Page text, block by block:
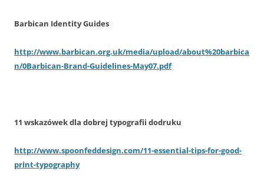
Barbican Identity Guides
http://www.barbican.org.uk/media/upload/about%20barbica
n/0Barbican-Brand-Guidelines-May07.pdf
11 wskazówek dla dobrej typografii dodruku
http://www.spoonfeddesign.com/11-essential-tips-for-good-
print-typography